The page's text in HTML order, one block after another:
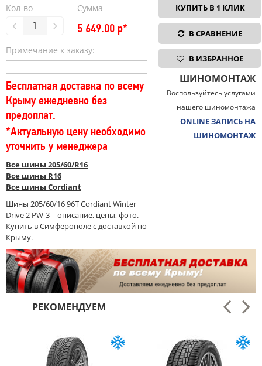
Кол-во Сумма
5 649.00 р*
Примечание к заказу:
Бесплатная доставка по всему
Крыму ежедневно без
предоплат.
*Актуальную цену необходимо
уточнить у менеджера
Все шины 205/60/R16
Все шины R16
Все шины Cordiant
Шины 205/60/16 96T Cordiant Winter
Drive 2 PW-3 – описание, цены, фото.
Купить в Симферополе с доставкой по
Крыму.
КУПИТЬ В 1 КЛИК
В СРАВНЕНИЕ
В ИЗБРАННОЕ
ШИНОМОНТАЖ
Воспользуйтесь услугами
нашего шиномонтажа
ONLINE ЗАПИСЬ НА
ШИНОМОНТАЖ
РЕКОМЕНДУЕМ